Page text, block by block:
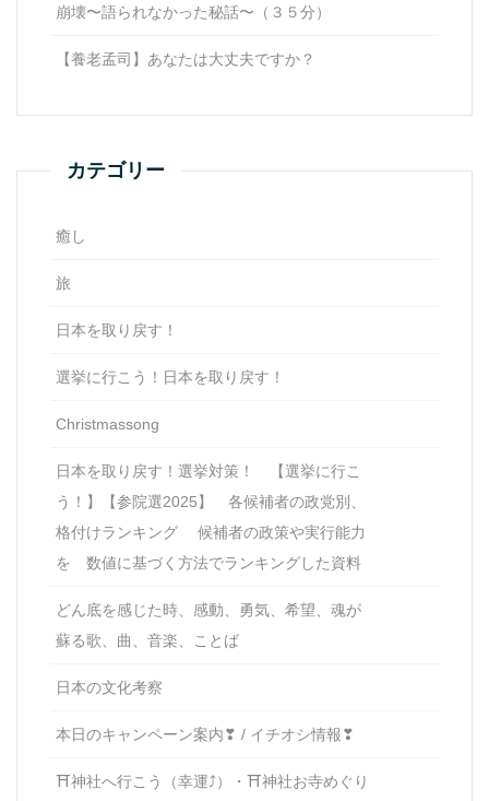
崩壊〜語られなかった秘話〜（３５分）
【養老孟司】あなたは大丈夫ですか？
カテゴリー
癒し
旅
日本を取り戻す！
選挙に行こう！日本を取り戻す！
Christmassong
日本を取り戻す！選挙対策！ 【選挙に行こ
う！】【参院選2025】 各候補者の政党別、
格付けランキング 候補者の政策や実行能力
を 数値に基づく方法でランキングした資料
どん底を感じた時、感動、勇気、希望、魂が
蘇る歌、曲、音楽、ことば
日本の文化考察
本日のキャンペーン案内❣ / イチオシ情報❣
⛩神社へ行こう（幸運⤴）・⛩神社お寺めぐり